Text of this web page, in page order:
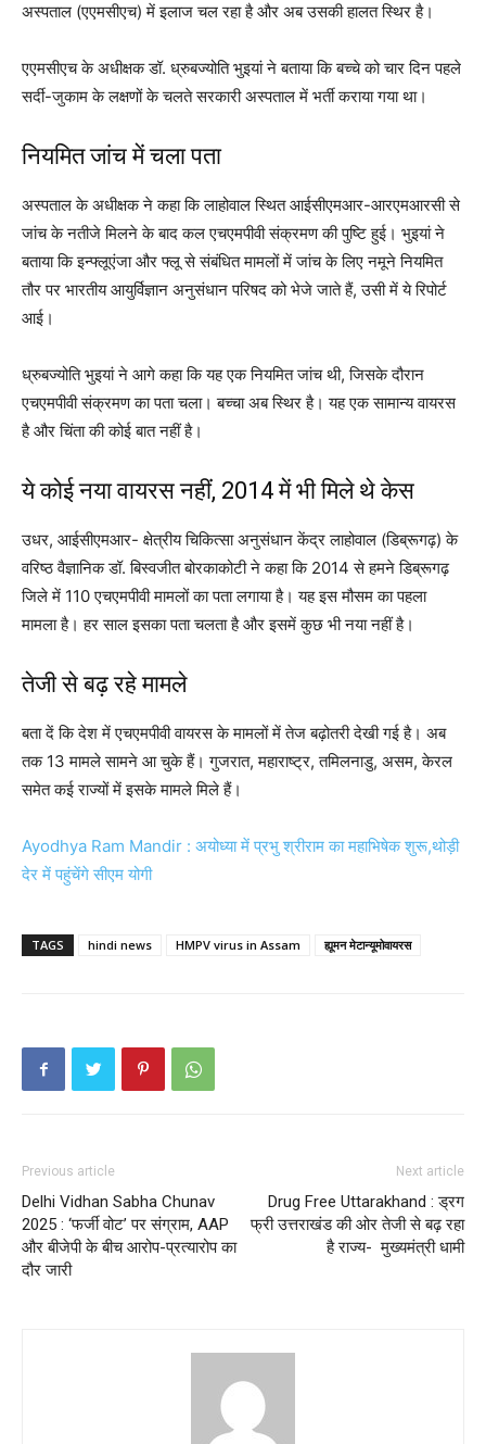
अस्पताल (एएमसीएच) में इलाज चल रहा है और अब उसकी हालत स्थिर है।
एएमसीएच के अधीक्षक डॉ. ध्रुबज्योति भुइयां ने बताया कि बच्चे को चार दिन पहले
सर्दी-जुकाम के लक्षणों के चलते सरकारी अस्पताल में भर्ती कराया गया था।
नियमित जांच में चला पता
अस्पताल के अधीक्षक ने कहा कि लाहोवाल स्थित आईसीएमआर-आरएमआरसी से
जांच के नतीजे मिलने के बाद कल एचएमपीवी संक्रमण की पुष्टि हुई। भुइयां ने
बताया कि इन्फ्लूएंजा और फ्लू से संबंधित मामलों में जांच के लिए नमूने नियमित
तौर पर भारतीय आयुर्विज्ञान अनुसंधान परिषद को भेजे जाते हैं, उसी में ये रिपोर्ट
आई।
ध्रुबज्योति भुइयां ने आगे कहा कि यह एक नियमित जांच थी, जिसके दौरान
एचएमपीवी संक्रमण का पता चला। बच्चा अब स्थिर है। यह एक सामान्य वायरस
है और चिंता की कोई बात नहीं है।
ये कोई नया वायरस नहीं, 2014 में भी मिले थे केस
उधर, आईसीएमआर- क्षेत्रीय चिकित्सा अनुसंधान केंद्र लाहोवाल (डिब्रूगढ़) के
वरिष्ठ वैज्ञानिक डॉ. बिस्वजीत बोरकाकोटी ने कहा कि 2014 से हमने डिब्रूगढ़
जिले में 110 एचएमपीवी मामलों का पता लगाया है। यह इस मौसम का पहला
मामला है। हर साल इसका पता चलता है और इसमें कुछ भी नया नहीं है।
तेजी से बढ़ रहे मामले
बता दें कि देश में एचएमपीवी वायरस के मामलों में तेज बढ़ोतरी देखी गई है। अब
तक 13 मामले सामने आ चुके हैं। गुजरात, महाराष्ट्र, तमिलनाडु, असम, केरल
समेत कई राज्यों में इसके मामले मिले हैं।
Ayodhya Ram Mandir : अयोध्‍या में प्रभु श्रीराम का महाभ‍िषेक शुरू,थोड़ी
देर में पहुंचेंगे सीएम योगी
TAGS hindi news HMPV virus in Assam ह्यूमन मेटान्यूमोवायरस
Previous article
Delhi Vidhan Sabha Chunav
2025 : ‘फर्जी वोट’ पर संग्राम, AAP
और बीजेपी के बीच आरोप-प्रत्यारोप का
दौर जारी
Next article
Drug Free Uttarakhand : ड्रग
फ्री उत्तराखंड की ओर तेजी से बढ़ रहा
है राज्य- मुख्यमंत्री धामी